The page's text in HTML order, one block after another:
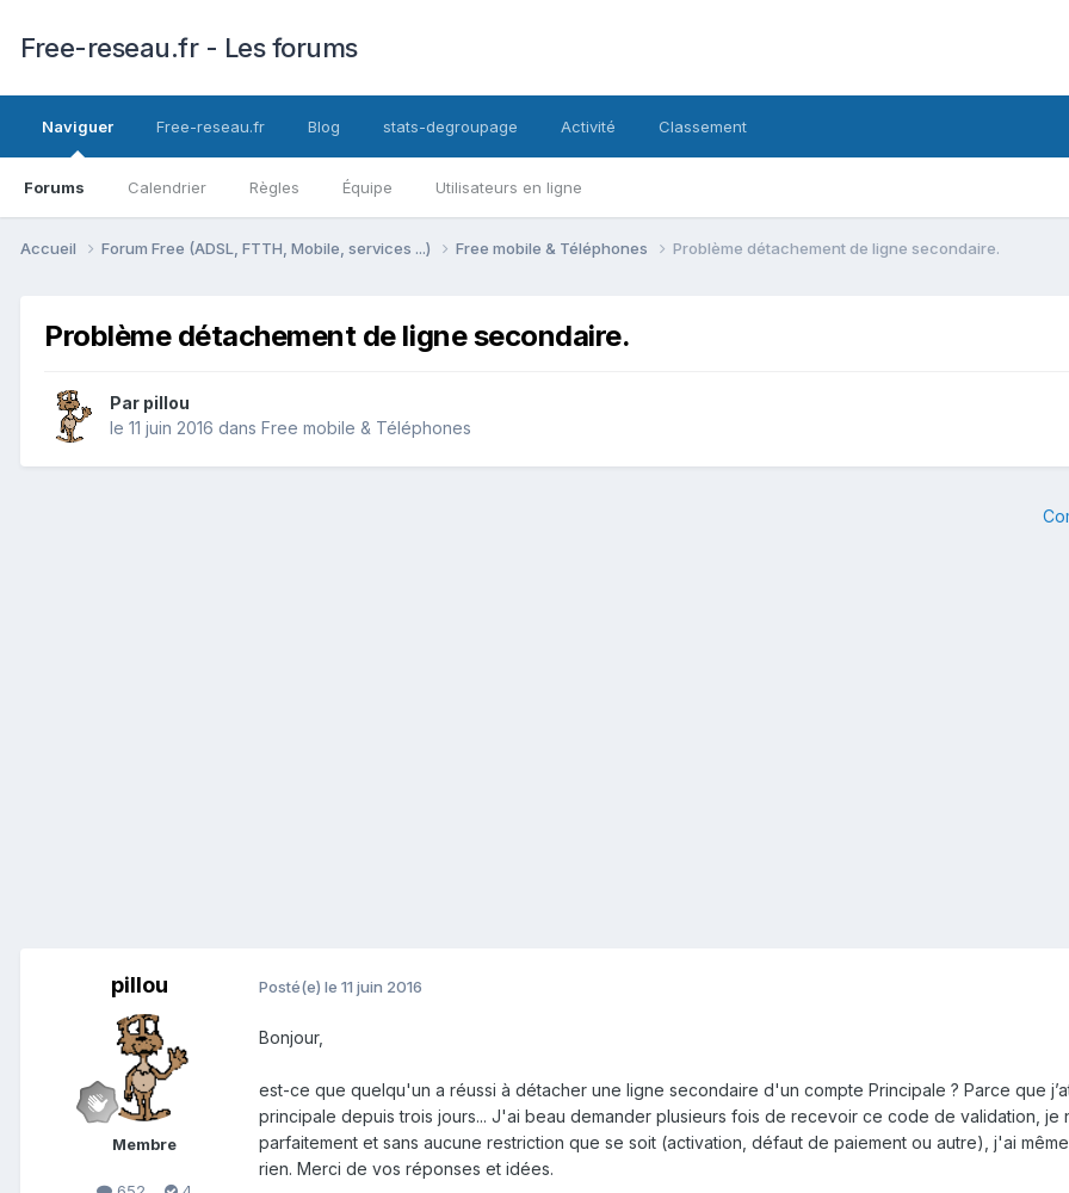
Free-reseau.fr - Les forums
Naviguer
Forums Calendrier Règles Équipe Utilisateurs en ligne
Free-reseau.fr Blog stats-degroupage Activité Classement
Accueil Forum Free (ADSL, FTTH, Mobile, services ...) Free mobile & Téléphones Problème détachement de ligne secondaire.
Problème détachement de ligne secondaire.
Par pillou
le 11 juin 2016 dans Free mobile & Téléphones
pillou
Membre
Posté(e) le 11 juin 2016
Bonjour,
est-ce que quelqu'un a réussi à détacher une ligne secondaire d'un compte Principale ? Parce que
principale depuis trois jours... J'ai beau demander plusieurs fois de recevoir ce code de validation,
parfaitement et sans aucune restriction que se soit (activation, défaut de paiement ou autre), j'ai
rien. Merci de vos réponses et idées.